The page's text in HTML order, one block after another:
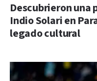
Descubrieron una
Indio Solari en
legado cultural